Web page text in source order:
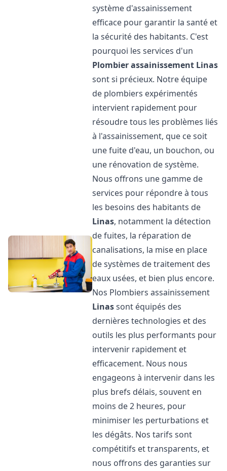
système d'assainissement
efficace pour garantir la santé et
la sécurité des habitants. C'est
pourquoi les services d'un
Plombier assainissement Linas
sont si précieux. Notre équipe
de plombiers expérimentés
intervient rapidement pour
résoudre tous les problèmes liés
à l'assainissement, que ce soit
une fuite d'eau, un bouchon, ou
une rénovation de système.
Nous offrons une gamme de
services pour répondre à tous
les besoins des habitants de
Linas, notamment la détection
de fuites, la réparation de
canalisations, la mise en place
de systèmes de traitement des
eaux usées, et bien plus encore.
Nos Plombiers assainissement
Linassont équipés des
dernières technologies et des
outils les plus performants pour
intervenir rapidement et
efficacement. Nous nous
engageons à intervenir dans les
plus brefs délais, souvent en
moins de 2 heures, pour
minimiser les perturbations et
les dégâts. Nos tarifs sont
compétitifs et transparents, et
nous offrons des garanties sur